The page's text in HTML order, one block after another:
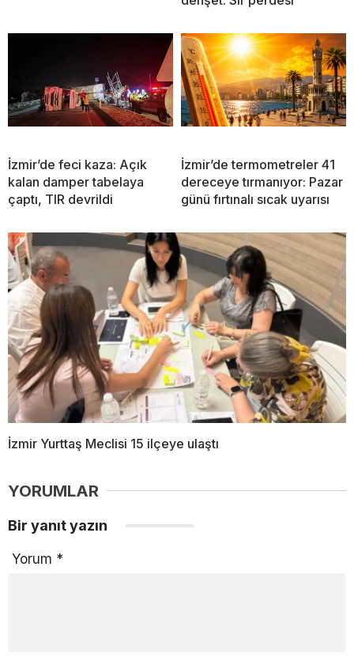
İzmir’de feci kaza: Açık
kalan damper tabelaya
çaptı, TIR devrildi
İzmir’de termometreler 41
dereceye tırmanıyor: Pazar
günü fırtınalı sıcak uyarısı
İzmir Yurttaş Meclisi 15 ilçeye ulaştı
YORUMLAR
Bir yanıt yazın
Yorum *